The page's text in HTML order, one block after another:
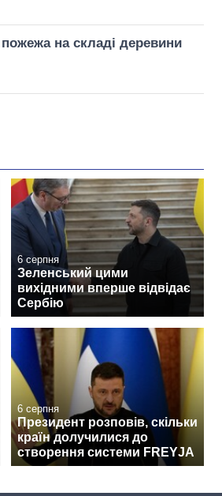
на складі деревини
6 серпня
Зеленський цими
вихідними вперше відвідає
Сербію
6 серпня
Президент розповів, скільки
країн долучилися до
створення системи FREYJA